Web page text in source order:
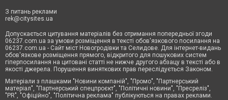
З питань реклами
rek@citysites.ua
Допускається цитування матеріалів без отримання попередньої згоди
06237.com.ua за умови розміщення в тексті обов'язкового посилання на
06237.com.ua - Сайт міст Новогродівки та Селидове. Для інтернет-видань
обов'язкове розміщення прямого, відкритого для пошукових систем
гіперпосилання на цитовані статті не нижче другого абзацу в тексті або в
якості джерела. Порушення виняткових прав переслідується Законом.
Матеріали з плашками "Новини компаній", "Промо", "Партнерський
матеріал", "Партнерський спецпроєкт", "Політичні новини", "Пресреліз",
"PR", "Офіційно", "Політична реклама" публікуються на правах реклами.